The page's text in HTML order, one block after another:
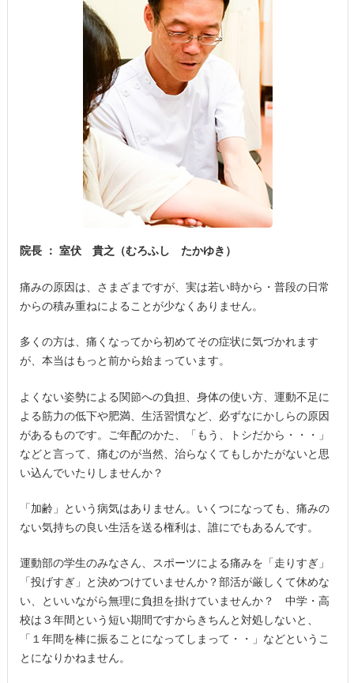
院長 ： 室伏 貴之（むろふし たかゆき）
痛みの原因は、さまざまですが、実は若い時から・普段の日常
からの積み重ねによることが少なくありません。
多くの方は、痛くなってから初めてその症状に気づかれます
が、本当はもっと前から始まっています。
よくない姿勢による関節への負担、身体の使い方、運動不足に
よる筋力の低下や肥満、生活習慣など、必ずなにかしらの原因
があるものです。ご年配のかた、「もう、トシだから・・・」
などと言って、痛むのが当然、治らなくてもしかたがないと思
い込んでいたりしませんか？
「加齢」という病気はありません。いくつになっても、痛みの
ない気持ちの良い生活を送る権利は、誰にでもあるんです。
運動部の学生のみなさん、スポーツによる痛みを「走りすぎ」
「投げすぎ」と決めつけていませんか？部活が厳しくて休めな
い、といいながら無理に負担を掛けていませんか？ 中学・高
校は３年間という短い期間ですからきちんと対処しないと、
「１年間を棒に振ることになってしまって・・」などというこ
とになりかねません。